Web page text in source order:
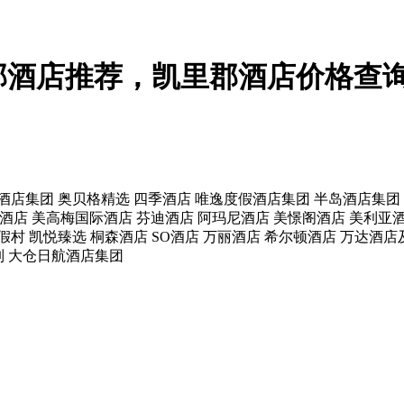
店推荐，凯里郡酒店价格查
店集团 奥贝格精选 四季酒店 唯逸度假酒店集团 半岛酒店集团
店 美高梅国际酒店 芬迪酒店 阿玛尼酒店 美憬阁酒店 美利亚
村 凯悦臻选 桐森酒店 SO酒店 万丽酒店 希尔顿酒店 万达酒店
大仓日航酒店集团